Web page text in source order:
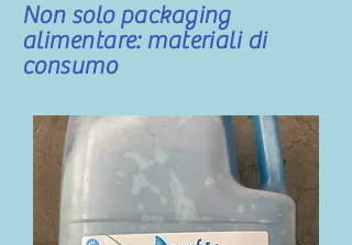
Non solo packaging
alimentare: materiali di
consumo